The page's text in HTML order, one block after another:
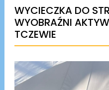
WYCIECZKA DO
WYOBRAŹNI
TCZEWIE